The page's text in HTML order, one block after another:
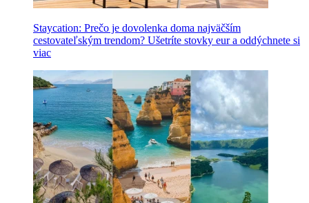
Staycation: Prečo je dovolenka doma najväčším
cestovateľským trendom? Ušetríte stovky eur a oddýchnete si
viac